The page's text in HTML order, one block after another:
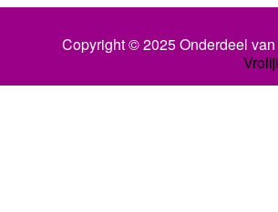
Copyright © 2025 Onderdeel van